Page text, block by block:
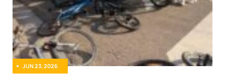
JUN 23, 2026